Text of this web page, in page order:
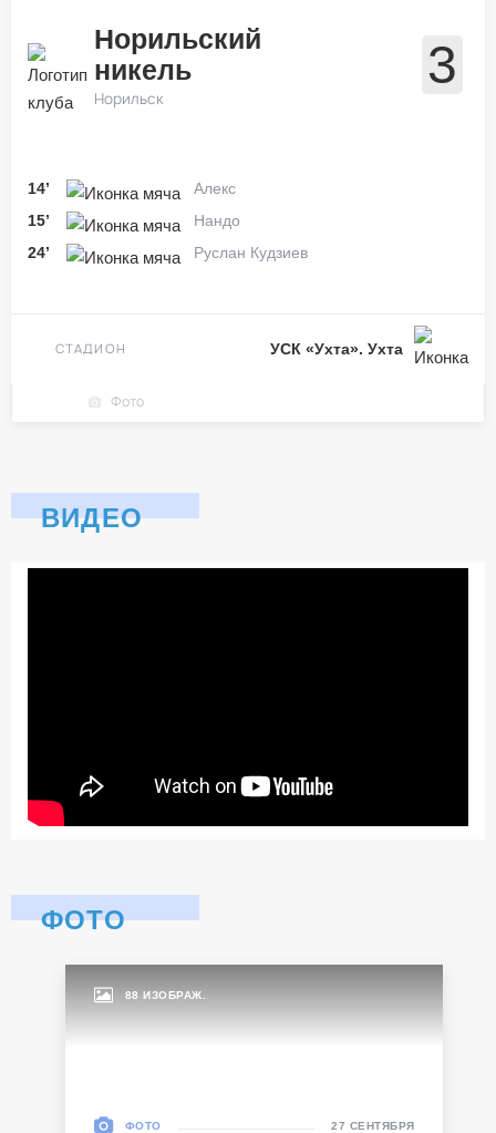
3
Норильский
никель
Норильск
Алекс
14’
Нандо
15’
Руслан Кудзиев
24’
СТАДИОН УСК «Ухта». Ухта
Фото
ВИДЕО
ФОТО
88 ИЗОБРАЖ.
ФОТО 27 СЕНТЯБРЯ